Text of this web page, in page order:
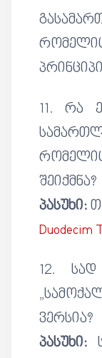
11. რა
შეიქმნა?
პასუხი:
Duodecim
12.
ვერსია?
პასუხი: